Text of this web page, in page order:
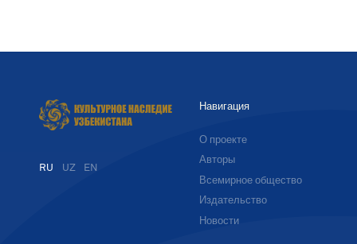
RU UZ EN
Навигация
О проекте
Авторы
Всемирное общество
Издательство
Новости